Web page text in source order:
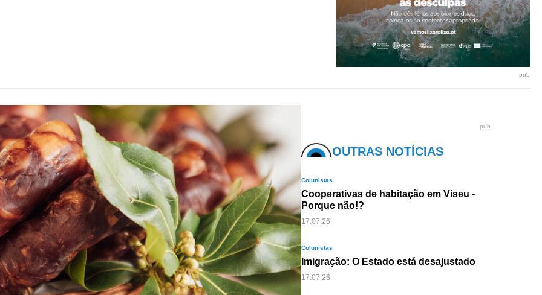
pub
pub
OUTRAS NOTÍCIAS
Colunistas
Cooperativas de habitação em Viseu -
Porque não!?
17.07.26
Colunistas
Imigração: O Estado está desajustado
17.07.26